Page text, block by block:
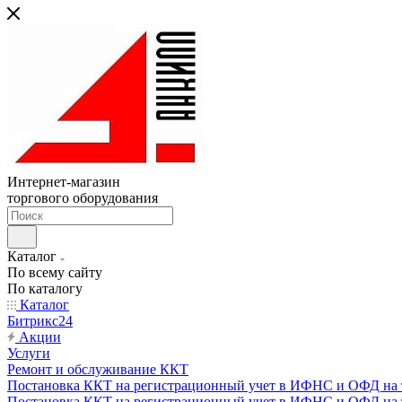
Интернет-магазин
торгового оборудования
Каталог
По всему сайту
По каталогу
Каталог
Битрикс24
Акции
Услуги
Ремонт и обслуживание ККТ
Постановка ККТ на регистрационный учет в ИФНС и ОФД на